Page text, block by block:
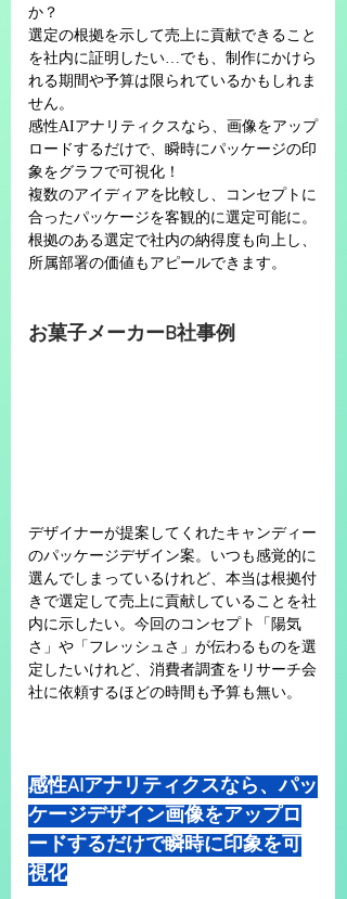
か？
選定の根拠を示して売上に貢献できること
を社内に証明したい…でも、制作にかけら
れる期間や予算は限られているかもしれま
せん。
感性AIアナリティクスなら、画像をアップ
ロードするだけで、瞬時にパッケージの印
象をグラフで可視化！
複数のアイディアを比較し、コンセプトに
合ったパッケージを客観的に選定可能に。
根拠のある選定で社内の納得度も向上し、
所属部署の価値もアピールできます。
お菓子メーカーB社事例
デザイナーが提案してくれたキャンディー
のパッケージデザイン案。いつも感覚的に
選んでしまっているけれど、本当は根拠付
きで選定して売上に貢献していることを社
内に示したい。今回のコンセプト「陽気
さ」や「フレッシュさ」が伝わるものを選
定したいけれど、消費者調査をリサーチ会
社に依頼するほどの時間も予算も無い。
感性AIアナリティクスなら、パッ
ケージデザイン画像をアップロ
ードするだけで瞬時に​印象を可
視化